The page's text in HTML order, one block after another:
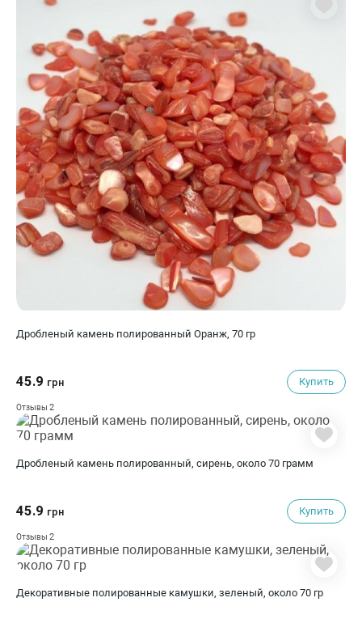
Дробленый камень полированный Оранж, 70 гр
45.9 грн Купить
Отзывы 2
Дробленый камень полированный, сирень, около 70 грамм
45.9 грн Купить
Отзывы 2
Декоративные полированные камушки, зеленый, около 70 гр